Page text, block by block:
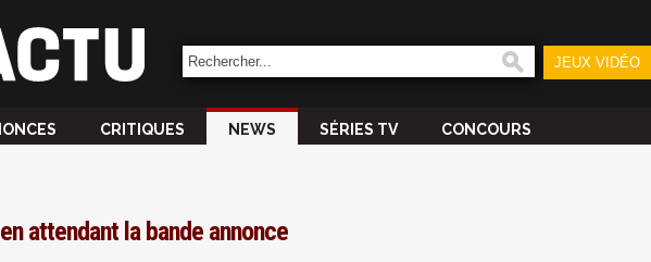
JEUX VIDÉO
CRITIQUES NEWS SÉRIES TV CONCOURS
attendant la bande annonce